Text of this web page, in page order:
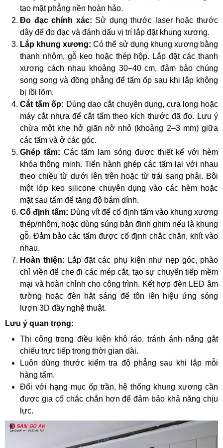
tạo mặt phẳng nền hoàn hảo.
Đo đạc chính xác: Sử dụng thước laser hoặc thước
dây để đo đạc và đánh dấu vị trí lắp đặt khung xương.
Lắp khung xương: Có thể sử dụng khung xương bằng
thanh nhôm, gỗ keo hoặc thép hộp. Lắp đặt các thanh
xương cách nhau khoảng 30–40 cm, đảm bảo chúng
song song và đồng phẳng để tấm ốp sau khi lắp không
bị lồi lõm.
Cắt tấm ốp: Dùng dao cắt chuyên dụng, cưa lọng hoặc
máy cắt nhựa để cắt tấm theo kích thước đã đo. Lưu ý
chừa một khe hở giãn nở nhỏ (khoảng 2–3 mm) giữa
các tấm và ở các góc.
Ghép tấm: Các tấm lam sóng được thiết kế với hèm
khóa thông minh. Tiến hành ghép các tấm lại với nhau
theo chiều từ dưới lên trên hoặc từ trái sang phải. Bôi
một lớp keo silicone chuyên dụng vào các hèm hoặc
mặt sau tấm để tăng độ bám dính.
Cố định tấm: Dùng vít để cố định tấm vào khung xương
thép/nhôm, hoặc dùng súng bắn đinh ghim nếu là khung
gỗ. Đảm bảo các tấm được cố định chắc chắn, khít vào
nhau.
Hoàn thiện: Lắp đặt các phụ kiện như nẹp góc, phào
chỉ viền để che đi các mép cắt, tạo sự chuyển tiếp mềm
mại và hoàn chỉnh cho công trình. Kết hợp đèn LED âm
tường hoặc đèn hắt sáng để tôn lên hiệu ứng sóng
lượn 3D đầy nghệ thuật.
Lưu ý quan trọng:
Thi công trong điều kiện khô ráo, tránh ánh nắng gắt
chiếu trực tiếp trong thời gian dài.
Luôn dùng thước kiểm tra độ phẳng sau khi lắp mỗi
hàng tấm.
Đối với hạng mục ốp trần, hệ thống khung xương cần
được gia cố chắc chắn hơn để đảm bảo khả năng chịu
lực.